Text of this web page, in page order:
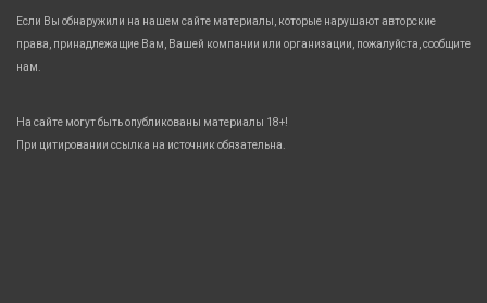
Если Вы обнаружили на нашем сайте материалы, которые нарушают авторские
права, принадлежащие Вам, Вашей компании или организации, пожалуйста, сообщите
нам.
На сайте могут быть опубликованы материалы 18+!
При цитировании ссылка на источник обязательна.